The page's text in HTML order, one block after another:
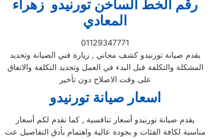
رقم الخط الساخن تورنيدو زهراء
المعادي
01129347771
يقدم صيانة تورنيدو كشف مجاني , زيارة فني الصيانة وتحديد
المشكلة والتكلفة قبل البدء في العمل وتحديد التكلفة والاتفاق
على وقت الاصلاح دون تأخير
اسعار صيانة تورنيدو
يقدم صيانة تورنيدو أسعار تنافسية , كما نقدم لكم أسعار
مناسبة لكافة الفئات و بجودة عالية واهتمام بأدق التفاصيل عت